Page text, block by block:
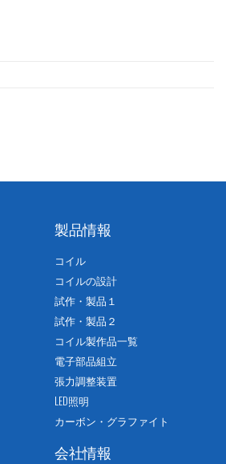
製品情報
コイル
コイルの設計
試作・製品１
試作・製品２
コイル製作品一覧
電子部品組立
張力調整装置
LED照明
カーボン・グラファイト
会社情報